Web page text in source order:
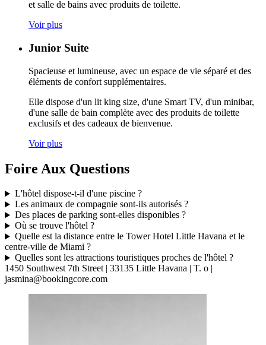
et salle de bains avec produits de toilette.
Voir plus
Junior Suite
Spacieuse et lumineuse, avec un espace de vie séparé et des
éléments de confort supplémentaires.
Elle dispose d'un lit king size, d'une Smart TV, d'un minibar,
d'une salle de bain complète avec des produits de toilette
exclusifs et des cadeaux de bienvenue.
Voir plus
Foire Aux Questions
L'hôtel dispose-t-il d'une piscine ?
Les animaux de compagnie sont-ils autorisés ?
Des places de parking sont-elles disponibles ?
Où se trouve l'hôtel ?
Quelle est la distance entre le Tower Hotel Little Havana et le
centre-ville de Miami ?
Quelles sont les attractions touristiques proches de l'hôtel ?
1450 Southwest 7th Street | 33135 Little Havana | T. o |
jasmina@bookingcore.com